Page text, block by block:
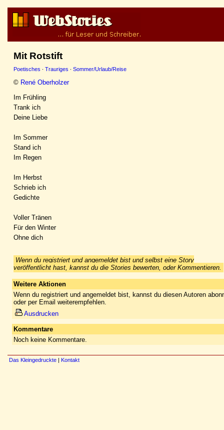
Mit Rotstift
Poetisches · Trauriges · Sommer/Urlaub/Reise
© René Oberholzer
Im Frühling
Trank ich
Deine Liebe
Im Sommer
Stand ich
Im Regen
Im Herbst
Schrieb ich
Gedichte
Voller Tränen
Für den Winter
Ohne dich
Wenn du registriert und angemeldet bist und selbst eine Story
veröffentlicht hast, kannst du die Stories bewerten, oder Kommentieren.
Weitere Aktionen
Wenn du registriert und angemeldet bist, kannst du diesen Autoren
oder per Email weiterempfehlen.
Ausdrucken
Kommentare
Noch keine Kommentare.
Das Kleingedruckte | Kontakt